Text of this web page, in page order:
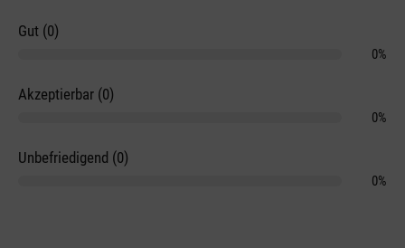
Gut (0)
0%
Akzeptierbar (0)
0%
Unbefriedigend (0)
0%